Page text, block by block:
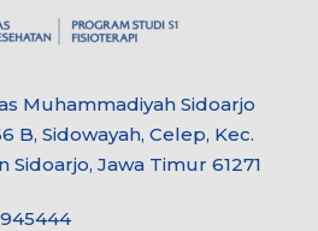
Muhammadiyah Sidoarjo
B, Sidowayah, Celep, Kec.
Sidoarjo, Jawa Timur 61271